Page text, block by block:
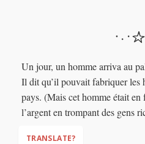
Un jour, un homme arriva au
Il dit qu’il pouvait fabriquer les
pays. (Mais cet homme était
l’argent en trompant des gens
TRANSLATE?